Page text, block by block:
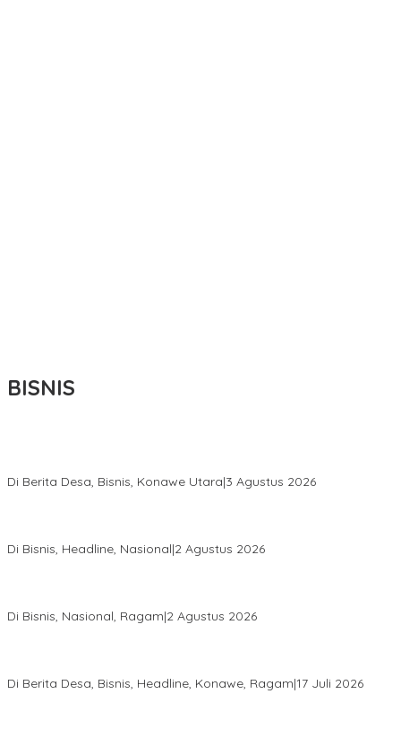
BISNIS
Di Berita Desa, Bisnis, Konawe Utara|3 Agustus 2026
Di Bisnis, Headline, Nasional|2 Agustus 2026
Di Bisnis, Nasional, Ragam|2 Agustus 2026
Di Berita Desa, Bisnis, Headline, Konawe, Ragam|17 Juli 2026